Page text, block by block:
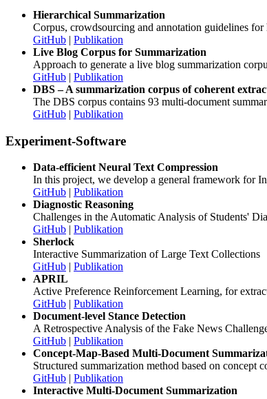
Hierarchical Summarization
Corpus, crowdsourcing and annotation guidelines
GitHub | Publikation
Live Blog Corpus for Summarization
Approach to generate a live blog summarization
GitHub | Publikation
DBS – A summarization corpus of coherent
The DBS corpus contains 93 multi-document
GitHub | Publikation
Experiment-Software
Data-efficient Neural Text Compression
In this project, we develop a general framework for
GitHub | Publikation
Diagnostic Reasoning
Challenges in the Automatic Analysis of Students'
GitHub | Publikation
Sherlock
Interactive Summarization of Large Text Collections
GitHub | Publikation
APRIL
Active Preference Reinforcement Learning, for
GitHub | Publikation
Document-level Stance Detection
A Retrospective Analysis of the Fake News
GitHub | Publikation
Concept-Map-Based Multi-Document
Structured summarization method based on concept
GitHub | Publikation
Interactive Multi-Document Summarization